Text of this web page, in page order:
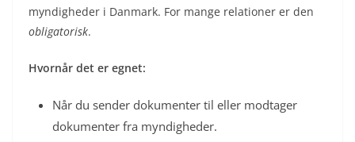
myndigheder i Danmark. For mange relationer er den
obligatorisk.
Hvornår det er egnet:
Når du sender dokumenter til eller modtager
dokumenter fra myndigheder.